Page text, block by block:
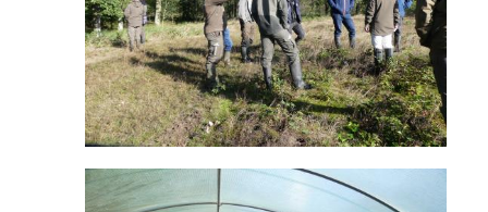
Image